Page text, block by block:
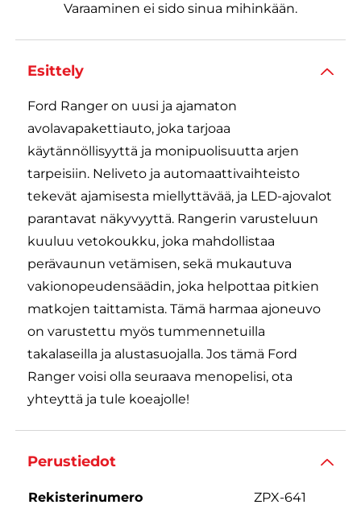
Varaaminen ei sido sinua mihinkään.
Esittely
Ford Ranger on uusi ja ajamaton
avolavapakettiauto, joka tarjoaa
käytännöllisyyttä ja monipuolisuutta arjen
tarpeisiin. Neliveto ja automaattivaihteisto
tekevät ajamisesta miellyttävää, ja LED-ajovalot
parantavat näkyvyyttä. Rangerin varusteluun
kuuluu vetokoukku, joka mahdollistaa
perävaunun vetämisen, sekä mukautuva
vakionopeudensäädin, joka helpottaa pitkien
matkojen taittamista. Tämä harmaa ajoneuvo
on varustettu myös tummennetuilla
takalaseilla ja alustasuojalla. Jos tämä Ford
Ranger voisi olla seuraava menopelisi, ota
yhteyttä ja tule koeajolle!
Perustiedot
Rekisterinumero
ZPX-641